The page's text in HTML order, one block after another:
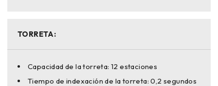
TORRETA:
Capacidad de la torreta: 12 estaciones
Tiempo de indexación de la torreta: 0,2 segundos